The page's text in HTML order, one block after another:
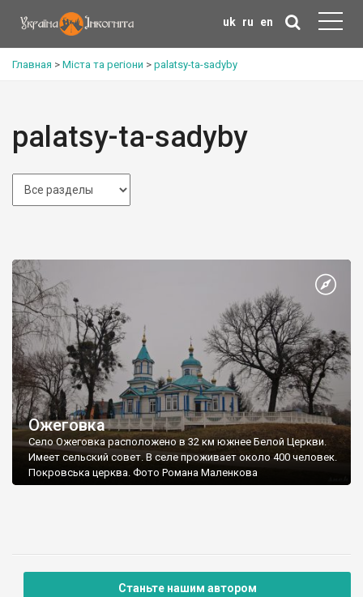
uk ru en
Главная > Міста та регіони > palatsy-ta-sadyby
palatsy-ta-sadyby
Ожеговка
Село Ожеговка расположено в 32 км южнее Белой Церкви.
Имеет сельский совет. В селе проживает около 400 человек.
Покровська церква. Фото Романа Маленкова
Станьте нашим автором